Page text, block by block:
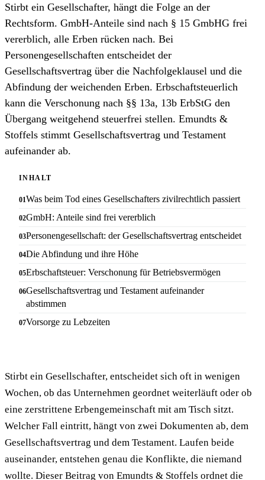
Stirbt ein Gesellschafter, hängt die Folge an der
Rechtsform. GmbH-Anteile sind nach § 15 GmbHG frei
vererblich, alle Erben rücken nach. Bei
Personengesellschaften entscheidet der
Gesellschaftsvertrag über die Nachfolgeklausel und die
Abfindung der weichenden Erben. Erbschaftsteuerlich
kann die Verschonung nach §§ 13a, 13b ErbStG den
Übergang weitgehend steuerfrei stellen. Emundts &
Stoffels stimmt Gesellschaftsvertrag und Testament
aufeinander ab.
INHALT
Was beim Tod eines Gesellschafters zivilrechtlich passiert
GmbH: Anteile sind frei vererblich
Personengesellschaft: der Gesellschaftsvertrag entscheidet
Die Abfindung und ihre Höhe
Erbschaftsteuer: Verschonung für Betriebsvermögen
Gesellschaftsvertrag und Testament aufeinander
abstimmen
Vorsorge zu Lebzeiten
Stirbt ein Gesellschafter, entscheidet sich oft in wenigen
Wochen, ob das Unternehmen geordnet weiterläuft oder ob
eine zerstrittene Erbengemeinschaft mit am Tisch sitzt.
Welcher Fall eintritt, hängt von zwei Dokumenten ab, dem
Gesellschaftsvertrag und dem Testament. Laufen beide
auseinander, entstehen genau die Konflikte, die niemand
wollte. Dieser Beitrag von Emundts & Stoffels ordnet die